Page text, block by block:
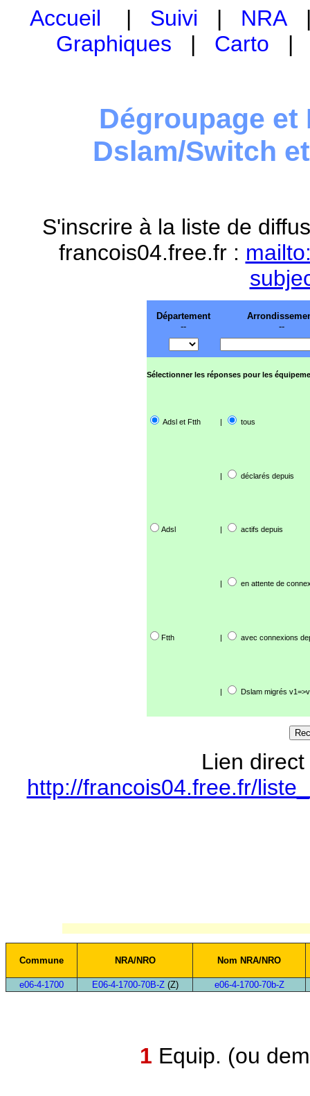
Accueil | Suivi | NRA
Graphiques | Carto
Dégroupage et
Dslam/Switch
S'inscrire à la liste de
francois04.free.fr :
Département
--
--
Sélectionner les réponses pour les
Adsl et Ftth | tous
| déclarés depuis
Adsl | actifs depuis
| en attente de
Ftth | avec connexions
| Dslam migrés
Lien
http://francois04.free.fr/
Commune NRA/NRO Nom NRA/NRO
e06-4-1700 E06-4-1700-70B-Z(Z) e06-4-1700-70b-Z
1 Equip. (ou